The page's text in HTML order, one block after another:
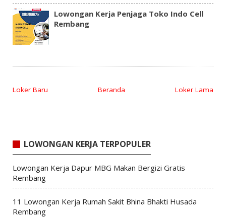
Lowongan Kerja Penjaga Toko Indo Cell
Rembang
Loker Baru Loker Lama
Beranda
LOWONGAN KERJA TERPOPULER
Lowongan Kerja Dapur MBG Makan Bergizi Gratis
Rembang
11 Lowongan Kerja Rumah Sakit Bhina Bhakti Husada
Rembang